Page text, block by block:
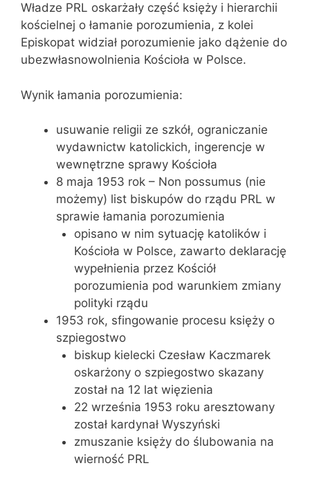
Władze PRL oskarżały część księży i hierarchii
kościelnej o łamanie porozumienia, z kolei
Episkopat widział porozumienie jako dążenie do
ubezwłasnowolnienia Kościoła w Polsce.
Wynik łamania porozumienia:
usuwanie religii ze szkół, ograniczanie
wydawnictw katolickich, ingerencje w
wewnętrzne sprawy Kościoła
8 maja 1953 rok – Non possumus (nie
możemy) list biskupów do rządu PRL w
sprawie łamania porozumienia
opisano w nim sytuację katolików i
Kościoła w Polsce, zawarto deklarację
wypełnienia przez Kościół
porozumienia pod warunkiem zmiany
polityki rządu
1953 rok, sfingowanie procesu księży o
szpiegostwo
biskup kielecki Czesław Kaczmarek
oskarżony o szpiegostwo skazany
został na 12 lat więzienia
22 września 1953 roku aresztowany
został kardynał Wyszyński
zmuszanie księży do ślubowania na
wierność PRL